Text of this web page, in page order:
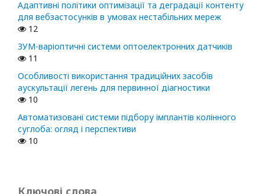
Адаптивні політики оптимізації та деградації контенту
для вебзастосунків в умовах нестабільних мереж
12
ЗУМ-варіоптичні системи оптоелектронних датчиків
11
Особливості використання традиційних засобів
аускультації легень для первинної діагностики
10
Автоматизовані системи підбору імплантів колінного
суглоба: огляд і перспективи
10
Ключові слова